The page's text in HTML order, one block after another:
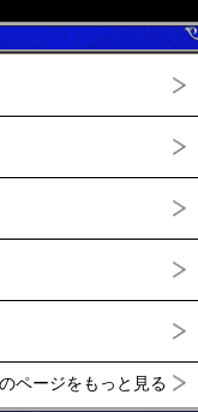
ページをもっと見る